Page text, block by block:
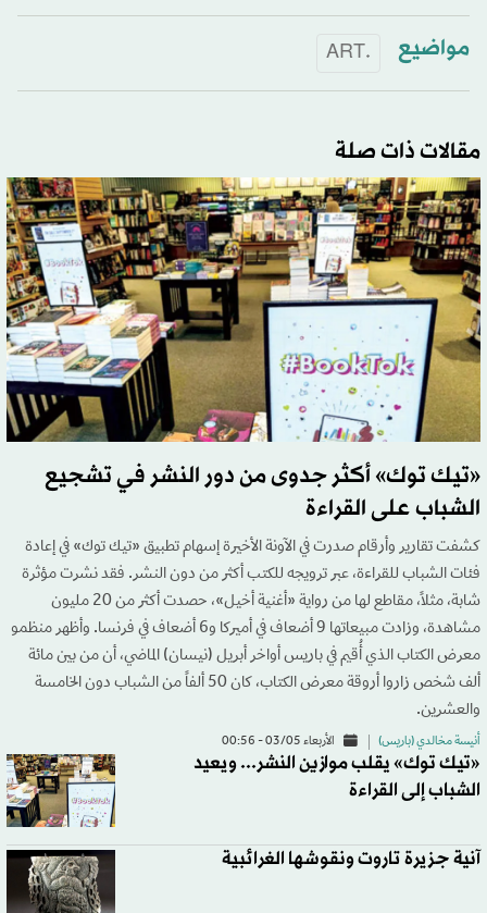
مواضيع .ART
مقالات ذات صلة
«تيك توك» أكثر جدوى من دور النشر في تشجيع
الشباب على القراءة
كشفت تقارير وأرقام صدرت في الآونة الأخيرة إسهام تطبيق «تيك توك» في إعادة
فئات الشباب للقراءة، عبر ترويجه للكتب أكثر من دون النشر. فقد نشرت مؤثرة
شابة، مثلاً، مقاطع لها من رواية «أغنية أخيل»، حصدت أكثر من 20 مليون
مشاهدة، وزادت مبيعاتها 9 أضعاف في أميركا و6 أضعاف في فرنسا. وأظهر منظمو
معرض الكتاب الذي أُقيم في باريس أواخر أبريل (نيسان) الماضي، أن من بين مائة
ألف شخص زاروا أروقة معرض الكتاب، كان 50 ألفاً من الشباب دون الخامسة
والعشرين.
أنيسة مخالدي (باريس) الأربعاء 03/05 - 00:56
«تيك توك» يقلب موازين النشر... ويعيد
الشباب إلى القراءة
آنية جزيرة تاروت ونقوشها الغرائبية